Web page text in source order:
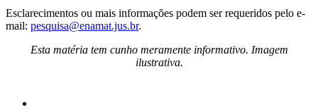
Esclarecimentos ou mais informações podem ser requeridos pelo e-
mail: pesquisa@enamat.jus.br.
Esta matéria tem cunho meramente informativo. Imagem
ilustrativa.